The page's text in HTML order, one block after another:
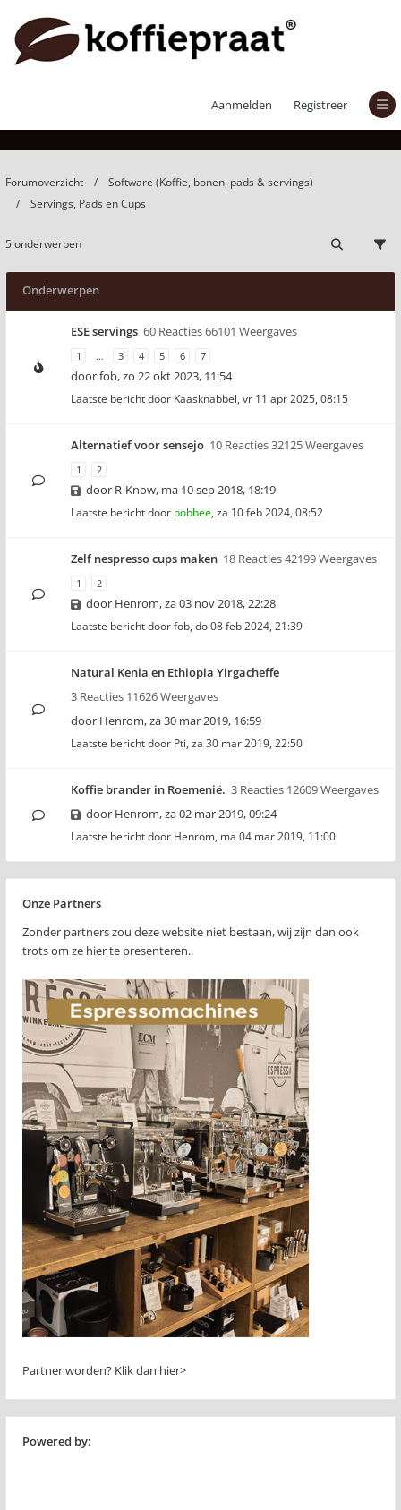
Aanmelden Registreer
Servings, Pads en Cups
Forumoverzicht
Software (Koffie, bonen, pads & servings)
Servings, Pads en Cups
5 onderwerpen
Onderwerpen
ESE servings 60 Reacties 66101 Weergaves
1 … 3 4 5 6 7
doorfob,zo 22 okt 2023, 11:54
Laatste bericht door Kaasknabbel, vr 11 apr 2025, 08:15
Alternatief voor sensejo 10 Reacties 32125 Weergaves
1 2
door R-Know, ma 10 sep 2018, 18:19
Laatste bericht door bobbee, za 10 feb 2024, 08:52
Zelf nespresso cups maken 18 Reacties 42199 Weergaves
1 2
door Henrom,za 03 nov 2018, 22:28
Laatste bericht doorfob, do 08 feb 2024, 21:39
Natural Kenia en Ethiopia Yirgacheffe
3 Reacties 11626 Weergaves
door Henrom,za 30 mar 2019, 16:59
Laatste bericht door Pti, za 30 mar 2019, 22:50
Koffie brander in Roemenië. 3 Reacties 12609 Weergaves
door Henrom,za 02 mar 2019, 09:24
Laatste bericht door Henrom, ma 04 mar 2019, 11:00
Onze Partners
Zonder partners zou deze website niet bestaan, wij zijn dan ook
trots om ze hier te presenteren..
Partner worden? Klik dan hier>
Powered by: